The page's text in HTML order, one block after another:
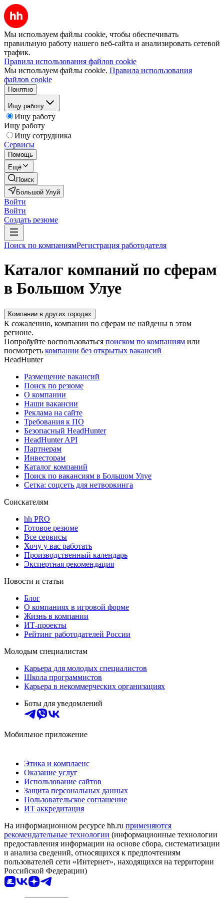
Мы используем файлы cookie, чтобы обеспечивать
правильную работу нашего веб-сайта и анализировать сетевой
трафик.
Правила использования файлов cookie
Мы используем файлы cookie. Правила использования
файлов cookie
Понятно
Ищу работу
Ищу работу
Ищу работу
Ищу сотрудника
Сервисы
Помощь
Ещё
Поиск
Большой Улуй
Войти
Войти
Создать резюме
Поиск по компаниямРегистрация работодателя
Каталог компаний по сферам
в Большом Улуе
Компании в других городах
К сожалению, компании по сферам не найдены в этом
регионе.
Попробуйте воспользоваться поиском по компаниям или
посмотреть компании без открытых вакансий
HeadHunter
Размещение вакансий
Поиск по резюме
О компании
Наши вакансии
Реклама на сайте
Требования к ПО
Безопасный HeadHunter
HeadHunter API
Партнерам
Инвесторам
Каталог компаний
Поиск по вакансиям в Большом Улуе
Сетка: соцсеть для нетворкинга
Соискателям
hh PRO
Готовое резюме
Все сервисы
Хочу у вас работать
Производственный календарь
Экспертная рекомендация
Новости и статьи
Блог
О компаниях в игровой форме
Жизнь в компании
ИТ-проекты
Рейтинг работодателей России
Молодым специалистам
Карьера для молодых специалистов
Школа программистов
Карьера в некоммерческих организациях
Боты для уведомлений
Мобильное приложение
Этика и комплаенс
Оказание услуг
Использование сайтов
Защита персональных данных
Пользовательское соглашение
ИТ аккредитация
На информационном ресурсе hh.ru применяются
рекомендательные технологии (информационные технологии
предоставления информации на основе сбора, систематизации
и анализа сведений, относящихся к предпочтениям
пользователей сети «Интернет», находящихся на территории
Российской Федерации)